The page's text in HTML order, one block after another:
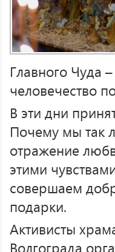
Главного Чуда
человечество
В эти дни
Почему мы так
отражение
этими
совершаем
подарки.
Активисты
Волгограда